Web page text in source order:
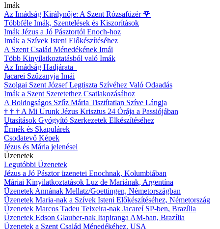
Imák
Az Imádság Királynője: A Szent Rózsafüzér 🌹
Többféle Imák, Szentelések és Kiszorítások
Imák Jézus a Jó Pásztortól Enoch-hoz
Imák a Szívek Isteni Előkészítéséhez
A Szent Család Ménedékének Imái
Több Kinyilatkoztatásból való Imák
Az Imádság Hadjárata
Jacarei Szűzanyja Imái
Szolgai Szent József Legtiszta Szívéhez Való Odaadás
Imák a Szent Szeretethez Csatlakozásához
A Boldogságos Szűz Mária Tisztítatlan Szíve Lángja
† † † A Mi Urunk Jézus Krisztus 24 Órája a Passiójában
Utasítások Gyógyító Szerkezetek Elkészítéséhez
Érmék és Skapulárek
Csodatevő Képek
Jézus és Mária jelenései
Üzenetek
Legutóbbi Üzenetek
Jézus a Jó Pásztor üzenetei Enochnak, Kolumbiában
Máriai Kinyilatkoztatások Luz de Mariának, Argentína
Üzenetek Annának Mellatz/Goettingen, Németországban
Üzenetek Maria-nak a Szívek Isteni Előkészítéséhez, Németország
Üzenetek Marcos Tadeu Teixeira-nak Jacareí SP-ben, Brazília
Üzenetek Edson Glauber-nak Itapiranga AM-ban, Brazília
Üzenetek a Szent Család Ménedékéhez, USA